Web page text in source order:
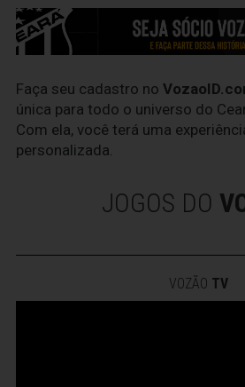
Faça seu cadastro no
única para todo o universo do
Com ela, você terá uma
personalizada.
JOGOS DO
VOZÃO TV